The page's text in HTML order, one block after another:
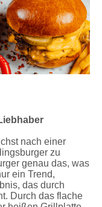
nach einer
zu
genau das, was
ein Trend,
das durch
Durch das flache